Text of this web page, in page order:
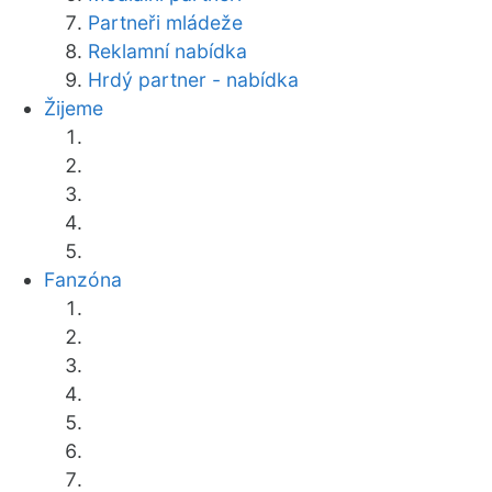
Partneři mládeže
Reklamní nabídka
Hrdý partner - nabídka
Žijeme
Fanzóna